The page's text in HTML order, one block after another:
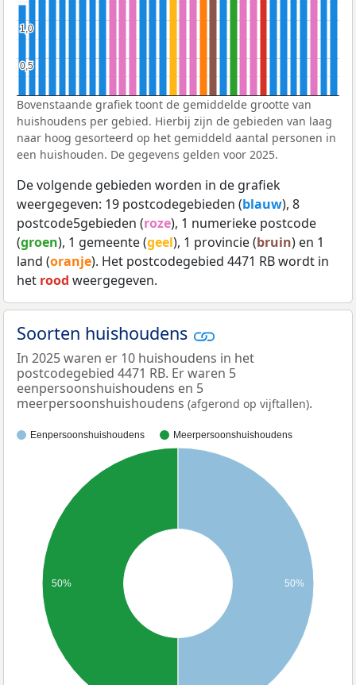
0,5
0,5
1,0
1,0
Bovenstaande grafiek toont de gemiddelde grootte van
huishoudens per gebied. Hierbij zijn de gebieden van laag
naar hoog gesorteerd op het gemiddeld aantal personen in
een huishouden. De gegevens gelden voor 2025.
De volgende gebieden worden in de grafiek
weergegeven: 19 postcodegebieden (blauw), 8
postcode5gebieden (roze), 1 numerieke postcode
(groen), 1 gemeente (geel), 1 provincie (bruin) en 1
land (oranje). Het postcodegebied 4471 RB wordt in
het rood weergegeven.
Soorten huishoudens
In 2025 waren er 10 huishoudens in het
postcodegebied 4471 RB. Er waren 5
eenpersoonshuishoudens en 5
meerpersoonshuishoudens (afgerond op vijftallen).
Eenpersoonshuishoudens Meerpersoonshuishoudens
50% 50%